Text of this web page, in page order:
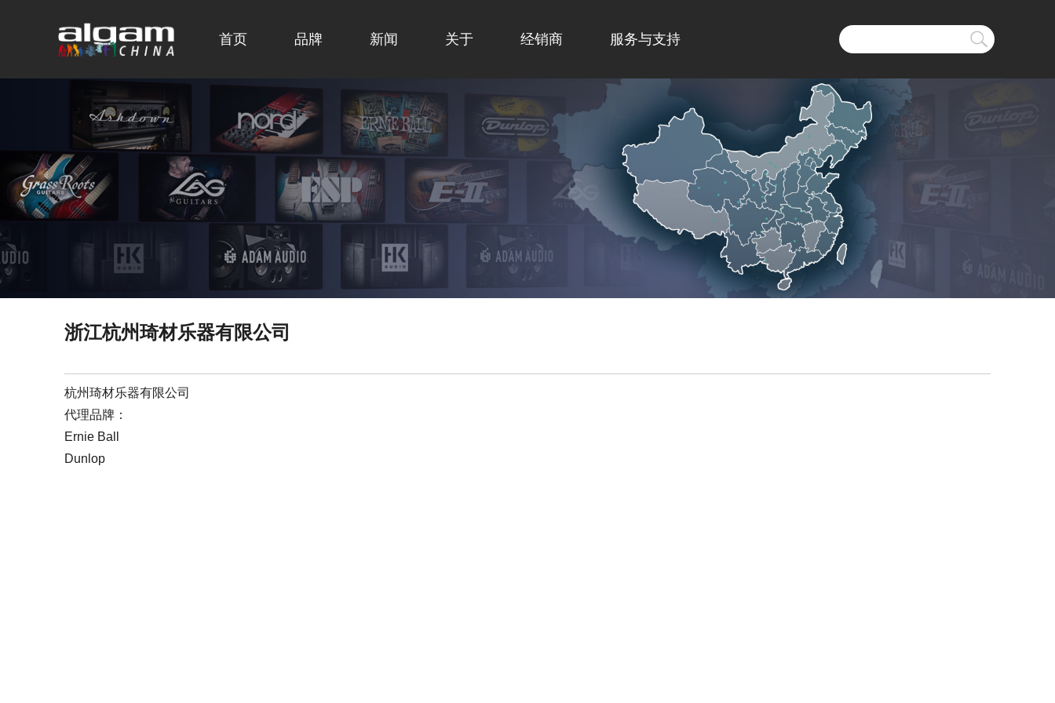
首页 品牌 新闻 关于 经销商 服务与支持
浙江杭州琦材乐器有限公司
杭州琦材乐器有限公司
代理品牌：
Ernie Ball
Dunlop